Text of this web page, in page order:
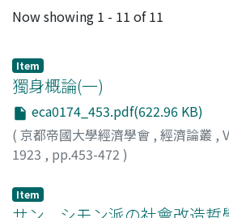
Recent Submissions
Now showing 1 - 11 of 11
Item
獨身概論(一)
eca0174_453.pdf(622.96 KB)
( 京都帝國大學經濟學會 , 經濟論叢 ,
1923 , pp.453-472 )
Item